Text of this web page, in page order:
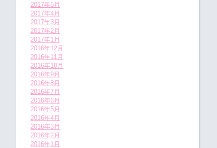
2017年5月
2017年4月
2017年3月
2017年2月
2017年1月
2016年12月
2016年11月
2016年10月
2016年9月
2016年8月
2016年7月
2016年6月
2016年5月
2016年4月
2016年3月
2016年2月
2016年1月